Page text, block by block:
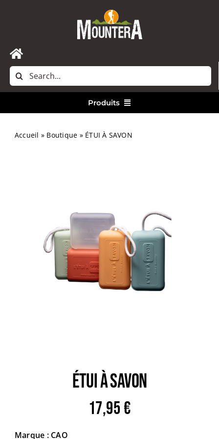
Toggle
Navigation
Accueil
Rechercher:
Produits
Vêtements
Trail
Escalade / Alpinisme
Bons Plans
Accueil » Boutique » ÉTUI À SAVON
ÉTUI À SAVON
17,95€
Marque : CAO